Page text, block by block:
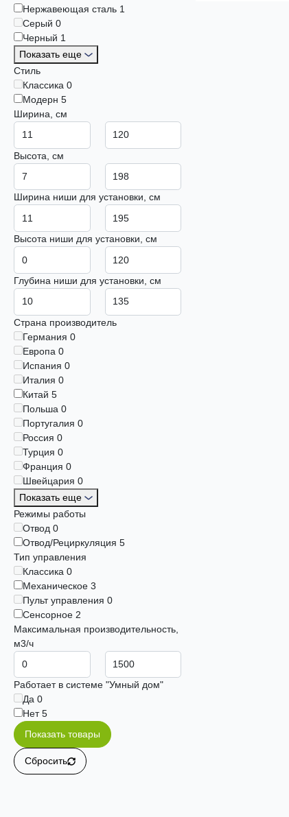
Нержавеющая сталь 1
Серый 0
Черный 1
Показать еще
Стиль
Классика 0
Модерн 5
Ширина, см
Высота, см
Ширина ниши для установки, см
Высота ниши для установки, см
Глубина ниши для установки, см
Страна производитель
Германия 0
Европа 0
Испания 0
Италия 0
Китай 5
Польша 0
Португалия 0
Россия 0
Турция 0
Франция 0
Швейцария 0
Показать еще
Режимы работы
Отвод 0
Отвод/Рециркуляция 5
Тип управления
Классика 0
Механическое 3
Пульт управления 0
Сенсорное 2
Максимальная производительность,
м3/ч
Работает в системе "Умный дом"
Да 0
Нет5
Показать товары
Сбросить